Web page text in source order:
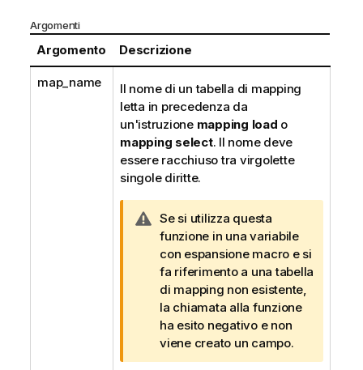
Argomenti
Argomento Descrizione
map_name
Il nome di un tabella di mapping
letta in precedenza da
un'istruzione mapping load o
mapping select. Il nome deve
essere racchiuso tra virgolette
singole diritte.
N
o
t
a
d
i
a
v
v
Se si utilizza questa
funzione in una variabile
con espansione macro e si
fa riferimento a una tabella
di mapping non esistente,
la chiamata alla funzione
ha esito negativo e non
viene creato un campo.